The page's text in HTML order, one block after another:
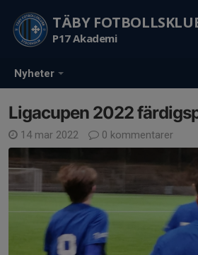
Nyheter
TÄBY
P17 Akademi
Ligacupen 2022
14 mar 2022 0 kommentarer